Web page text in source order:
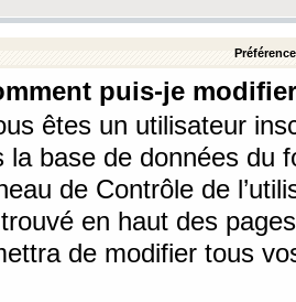
puis-je
êtes un utilisateur
la base de données du
de Contrôle de
en haut des
de modifier tous